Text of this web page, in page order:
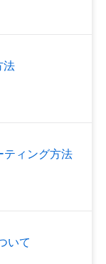
法
ティング方法
いて